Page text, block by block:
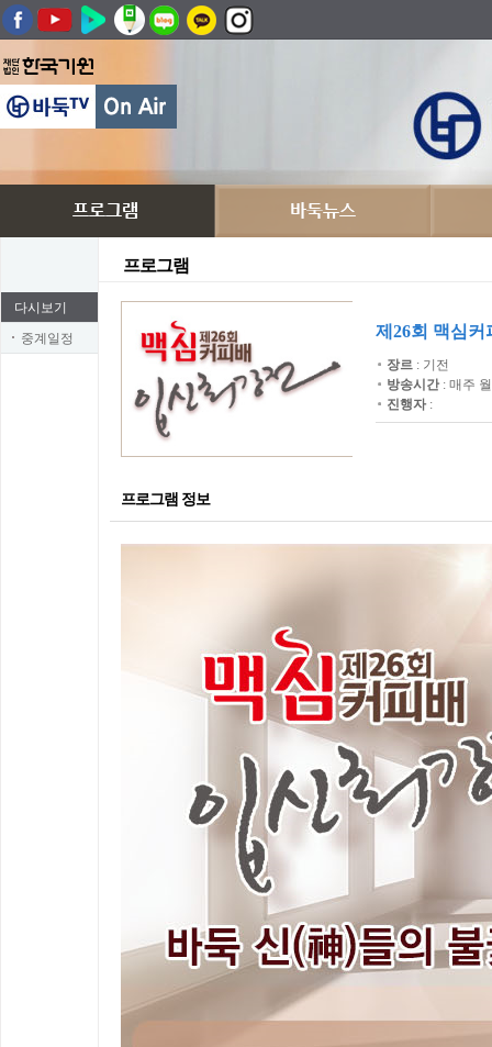
다시보기
중계일정
프로그램
제26회 맥심커
장르 : 기전
방송시간 : 매주
진행자:
프로그램 정보